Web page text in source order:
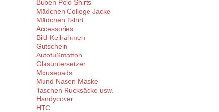
Buben Polo Shirts
Mädchen College Jacke
Mädchen Tshirt
Accessories
Bild-Keilrahmen
Gutschein
Autofußmatten
Glasuntersetzer
Mousepads
Mund Nasen Maske
Taschen Rucksäcke usw.
Handycover
HTC